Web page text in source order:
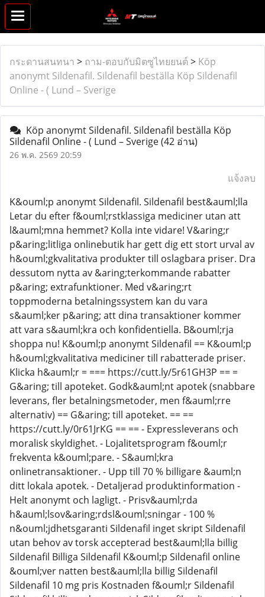
กระดานสนทนา > ถาม-ตอบกับมิตซูไทยยนต์ > Köp
anonymt Sildenafil. Sildenafil beställa Köp Sildenafil
Online - ( Lund – Sverige
Köp anonymt Sildenafil. Sildenafil beställa Köp
Sildenafil Online - ( Lund – Sverige(42 อ่าน)
26 พ.ค. 2569 20:59
แจ้งลบ
K&ouml;p anonymt Sildenafil. Sildenafil best&auml;lla
Letar du efter f&ouml;rstklassiga mediciner utan att
l&auml;mna hemmet? Kolla inte vidare! V&aring;r
p&aring;litliga onlinebutik har gett dig ett stort urval av
h&ouml;gkvalitativa produkter till oslagbara priser. Dra
dessutom nytta av &aring;terkommande rabatter
p&aring; extrafunktioner. Med v&aring;rt
toppmoderna betalningssystem kan du vara
s&auml;ker p&aring; att dina transaktioner kommer
att vara s&auml;kra och konfidentiella. B&ouml;rja
shoppa nu! K&ouml;p anonymt Sildenafil == K&ouml;p
h&ouml;gkvalitativa mediciner till rabatterade priser.
Klicka h&auml;r = === https://cutt.ly/5r61GH3P == =
G&aring; till apoteket. Godk&auml;nt apotek (snabbare
leverans, fler betalningsmetoder, men f&auml;rre
alternativ) == G&aring; till apoteket. == ==
https://cutt.ly/0r61JrKG == == - Expressleverans och
moralisk skyldighet. - Lojalitetsprogram f&ouml;r
frekventa k&ouml;pare. - S&auml;kra
onlinetransaktioner. - Upp till 70 % billigare &auml;n
ditt lokala apotek. - Detaljerad produktinformation -
Helt anonymt och lagligt. - Prisv&auml;rda
h&auml;lsov&aring;rdsl&ouml;sningar - 100 %
n&ouml;jdhetsgaranti Sildenafil inget skript Sildenafil
utan behov av torsk accepterad best&auml;lla billig
Sildenafil Billiga Sildenafil K&ouml;p Sildenafil online
&ouml;ver natten best&auml;lla billig Sildenafil
Sildenafil 10 mg pris Kostnaden f&ouml;r Sildenafil